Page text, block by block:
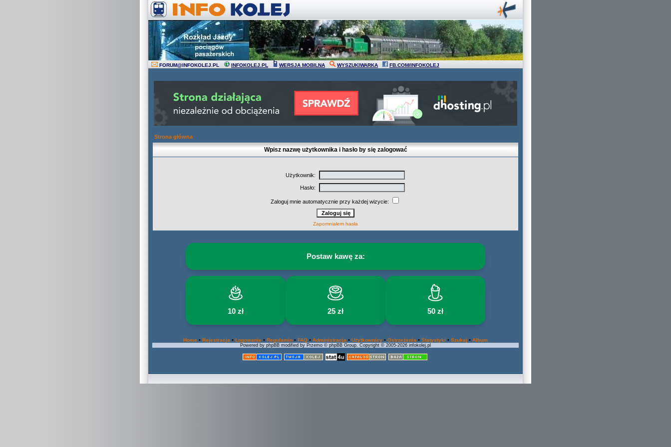
FORUM@INFOKOLEJ.PL INFOKOLEJ.PL WERSJA MOBILNA WYSZUKIWARKA FB.COM/INFOKOLEJ
Strona główna
Wpisz nazwę użytkownika i hasło by się zalogować
Użytkownik:
Hasło:
Zaloguj mnie automatycznie przy każdej wizycie:
Zapomniałem hasła
Postaw kawę za:
10 zł 25 zł 50 zł
Home • Rejestracja • Logowanie • Regulamin • FAQ • Administracja • Użytkownicy • Ostrzeżenia • Statystyki • Szukaj • Album
Powered by phpBB modified by Przemo © phpBB Group. Copyright © 2005-2026 infokolej.pl